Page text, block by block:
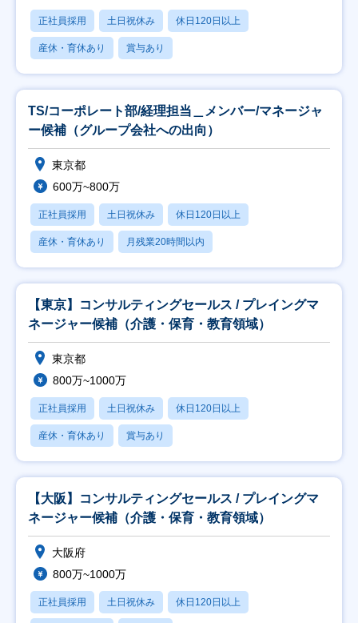
正社員採用 土日祝休み 休日120日以上
産休・育休あり 賞与あり
TS/コーポレート部/経理担当＿メンバー/マネージャ
ー候補（グループ会社への出向）
東京都
600万~800万
正社員採用 土日祝休み 休日120日以上
産休・育休あり 月残業20時間以内
【東京】コンサルティングセールス / プレイングマ
ネージャー候補（介護・保育・教育領域）
東京都
800万~1000万
正社員採用 土日祝休み 休日120日以上
産休・育休あり 賞与あり
【大阪】コンサルティングセールス / プレイングマ
ネージャー候補（介護・保育・教育領域）
大阪府
800万~1000万
正社員採用 土日祝休み 休日120日以上